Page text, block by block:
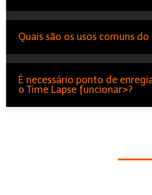
Quais são os usos comuns
É necessário ponto de
o Time Lapse funcionar>?